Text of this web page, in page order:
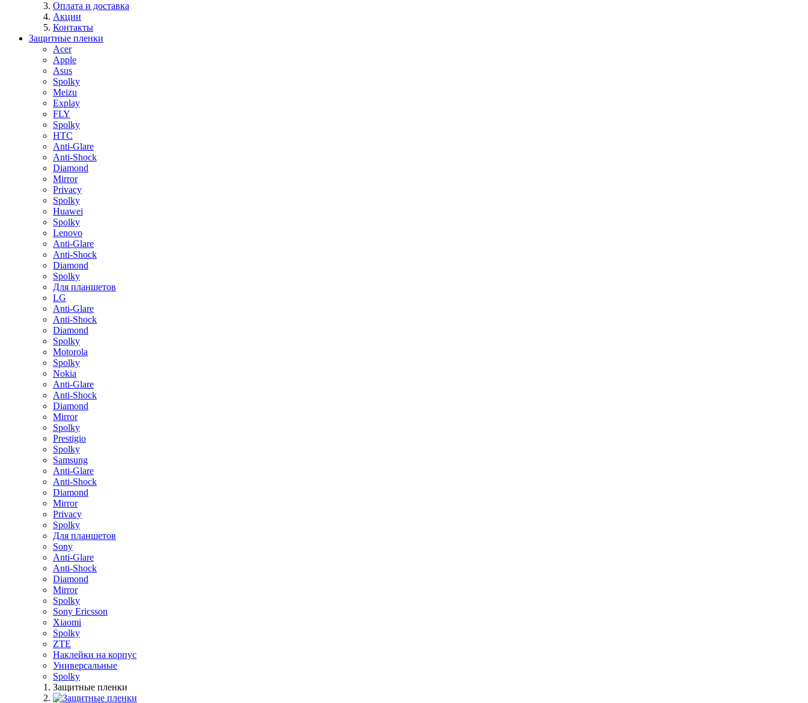
Оплата и доставка
Акции
Контакты
Защитные пленки
Acer
Apple
Asus
Spolky
Meizu
Explay
FLY
Spolky
HTC
Anti-Glare
Anti-Shock
Diamond
Mirror
Privacy
Spolky
Huawei
Spolky
Lenovo
Anti-Glare
Anti-Shock
Diamond
Spolky
Для планшетов
LG
Anti-Glare
Anti-Shock
Diamond
Spolky
Motorola
Spolky
Nokia
Anti-Glare
Anti-Shock
Diamond
Mirror
Spolky
Prestigio
Spolky
Samsung
Anti-Glare
Anti-Shock
Diamond
Mirror
Privacy
Spolky
Для планшетов
Sony
Anti-Glare
Anti-Shock
Diamond
Mirror
Spolky
Sony Ericsson
Xiaomi
Spolky
ZTE
Наклейки на корпус
Универсальные
Spolky
Защитные пленки